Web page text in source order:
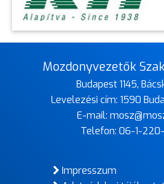
Mozdonyvezetők
Budapest 1145,
Levelezési cím: 1590
E-mail:
Telefon: 06-1-
Impresszum